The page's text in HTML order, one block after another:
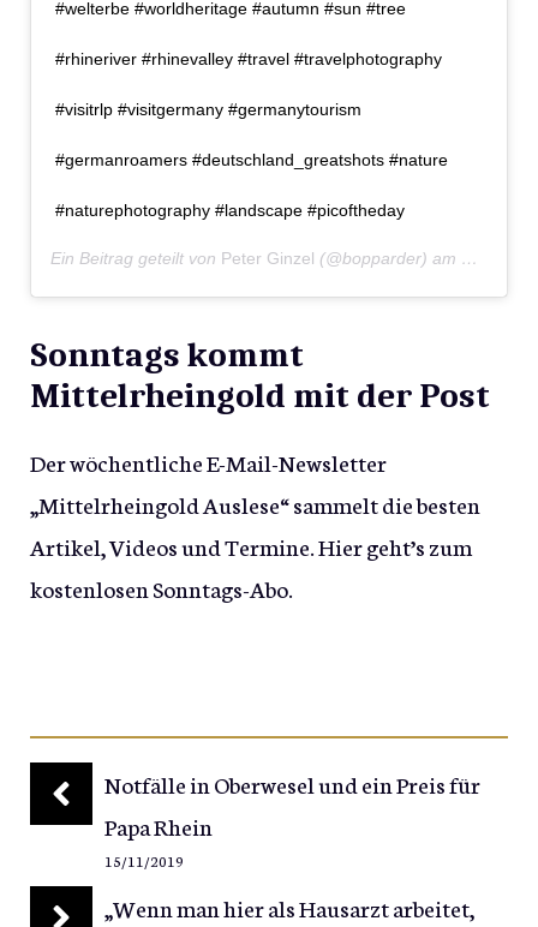
#welterbe #worldheritage #autumn #sun #tree
#rhineriver #rhinevalley #travel #travelphotography
#visitrlp #visitgermany #germanytourism
#germanroamers #deutschland_greatshots #nature
#naturephotography #landscape #picoftheday
Ein Beitrag geteilt von Peter Ginzel (@bopparder) am Nov 15,
Sonntags kommt
Mittelrheingold mit der Post
Der wöchentliche E-Mail-Newsletter
„Mittelrheingold Auslese“ sammelt die besten
Artikel, Videos und Termine. Hier geht’s zum
kostenlosen Sonntags-Abo.
Notfälle in Oberwesel und ein Preis für
Papa Rhein
15/11/2019
„Wenn man hier als Hausarzt arbeitet,